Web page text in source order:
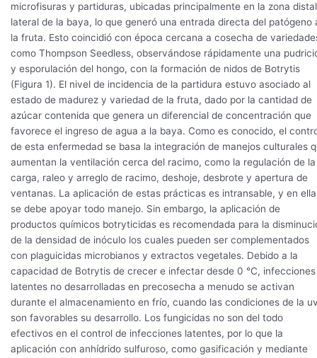
microfisuras y partiduras, ubicadas principalmente en la zona
lateral de la baya, lo que generó una entrada directa del patógeno
la fruta. Esto coincidió con época cercana a cosecha de
como Thompson Seedless, observándose rápidamente una
y esporulación del hongo, con la formación de nidos de Botrytis
(Figura 1). El nivel de incidencia de la partidura estuvo asociado al
estado de madurez y variedad de la fruta, dado por la cantidad de
azúcar contenida que genera un diferencial de concentración que
favorece el ingreso de agua a la baya. Como es conocido, el
de esta enfermedad se basa la integración de manejos culturales
aumentan la ventilación cerca del racimo, como la regulación de la
carga, raleo y arreglo de racimo, deshoje, desbrote y apertura de
ventanas. La aplicación de estas prácticas es intransable, y en
se debe apoyar todo manejo. Sin embargo, la aplicación de
productos químicos botryticidas es recomendada para la
de la densidad de inóculo los cuales pueden ser complementados
con plaguicidas microbianos y extractos vegetales. Debido a la
capacidad de Botrytis de crecer e infectar desde 0 °C, infecciones
latentes no desarrolladas en precosecha a menudo se activan
durante el almacenamiento en frío, cuando las condiciones de la
son favorables su desarrollo. Los fungicidas no son del todo
efectivos en el control de infecciones latentes, por lo que la
aplicación con anhídrido sulfuroso, como gasificación y mediante